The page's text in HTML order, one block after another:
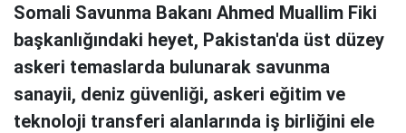
Somali Savunma Bakanı Ahmed Muallim Fiki
başkanlığındaki heyet, Pakistan'da üst düzey
askeri temaslarda bulunarak savunma
sanayii, deniz güvenliği, askeri eğitim ve
teknoloji transferi alanlarında iş birliğini ele